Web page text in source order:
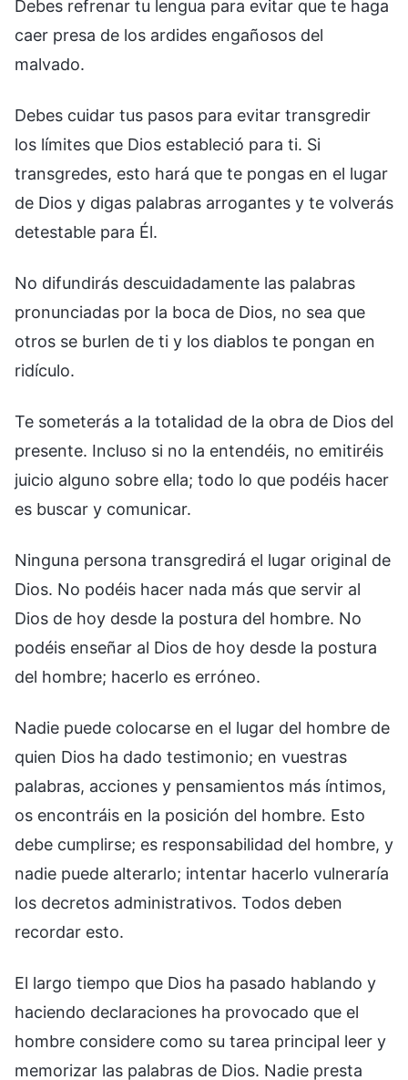
Debes refrenar tu lengua para evitar que te haga
caer presa de los ardides engañosos del
malvado.
Debes cuidar tus pasos para evitar transgredir
los límites que Dios estableció para ti. Si
transgredes, esto hará que te pongas en el lugar
de Dios y digas palabras arrogantes y te volverás
detestable para Él.
No difundirás descuidadamente las palabras
pronunciadas por la boca de Dios, no sea que
otros se burlen de ti y los diablos te pongan en
ridículo.
Te someterás a la totalidad de la obra de Dios del
presente. Incluso si no la entendéis, no emitiréis
juicio alguno sobre ella; todo lo que podéis hacer
es buscar y comunicar.
Ninguna persona transgredirá el lugar original de
Dios. No podéis hacer nada más que servir al
Dios de hoy desde la postura del hombre. No
podéis enseñar al Dios de hoy desde la postura
del hombre; hacerlo es erróneo.
Nadie puede colocarse en el lugar del hombre de
quien Dios ha dado testimonio; en vuestras
palabras, acciones y pensamientos más íntimos,
os encontráis en la posición del hombre. Esto
debe cumplirse; es responsabilidad del hombre, y
nadie puede alterarlo; intentar hacerlo vulneraría
los decretos administrativos. Todos deben
recordar esto.
El largo tiempo que Dios ha pasado hablando y
haciendo declaraciones ha provocado que el
hombre considere como su tarea principal leer y
memorizar las palabras de Dios. Nadie presta